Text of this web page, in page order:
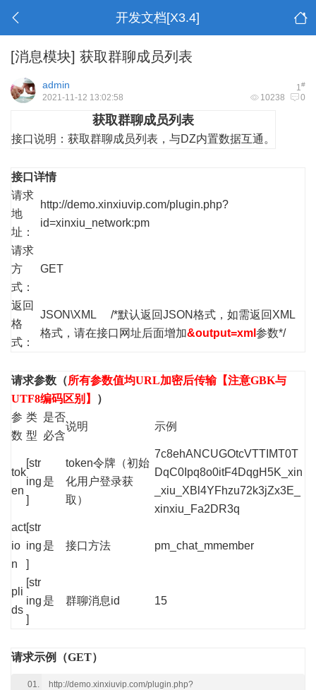
开发文档[X3.4]
[消息模块] 获取群聊成员列表
1#
admin
10238 0
2021-11-12 13:02:58
获取群聊成员列表
接口说明： 获取群聊成员列表，与DZ内置数据互通。
接口详情
请求
地
址：
http://demo.xinxiuvip.com/plugin.php?
id=xinxiu_network:pm
请求
方
式：
GET
返回
格
式：
JSON\XML /*默认返回JSON格式，如需返回XML
格式，请在接口网址后面增加&output=xml 参数*/
请求参数（所有参数值均URL加密后传输【注意GBK与
UTF8编码区别】
）
参
数
类
型
是否
必含
说明 示例
tok
en
[str
ing
]
是
token令牌（初始
化用户登录获
取）
7c8ehANCUGOtcVTTIMT0T
DqC0Ipq8o0itF4DqgH5K_xin
_xiu_XBl4YFhzu72k3jZx3E_
xinxiu_Fa2DR3q
act
io
n
[str
ing
]
是 接口方法 pm_chat_mmember
pli
ds
[str
ing
]
是 群聊消息id 15
请求示例（GET）
http://demo.xinxiuvip.com/plugin.php?